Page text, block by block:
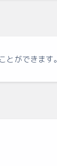
ができます。